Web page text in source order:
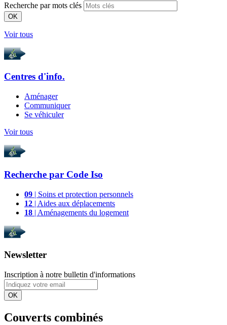
Recherche par mots clés
OK
Voir tous
Centres d'info.
Aménager
Communiquer
Se véhiculer
Voir tous
Recherche par Code Iso
09 | Soins et protection personnels
12 | Aides aux déplacements
18 | Aménagements du logement
Newsletter
Inscription à notre bulletin d'informations
OK
Couverts combinés